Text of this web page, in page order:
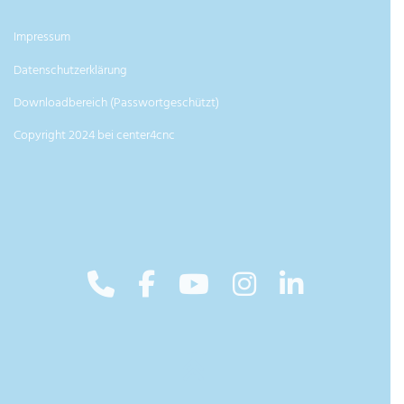
Impressum
Datenschutzerklärung
Downloadbereich (Passwortgeschützt)
Copyright 2024 bei center4cnc